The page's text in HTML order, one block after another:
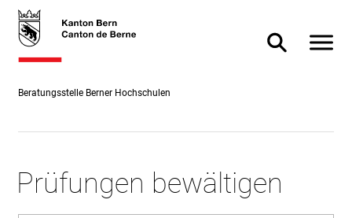
Direkt
zum
Inhalt
skiplink.toNavigation
skiplink.toStartPage
Direkt
Suche
Beratungsstelle Berner Hochschulen
Suche ein-
Prüfungen bewältigen